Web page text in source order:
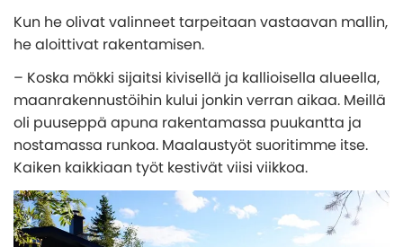
Kun he olivat valinneet tarpeitaan vastaavan mallin,
he aloittivat rakentamisen.
– Koska mökki sijaitsi kivisellä ja kallioisella alueella,
maanrakennustöihin kului jonkin verran aikaa. Meillä
oli puuseppä apuna rakentamassa puukantta ja
nostamassa runkoa. Maalaustyöt suoritimme itse.
Kaiken kaikkiaan työt kestivät viisi viikkoa.